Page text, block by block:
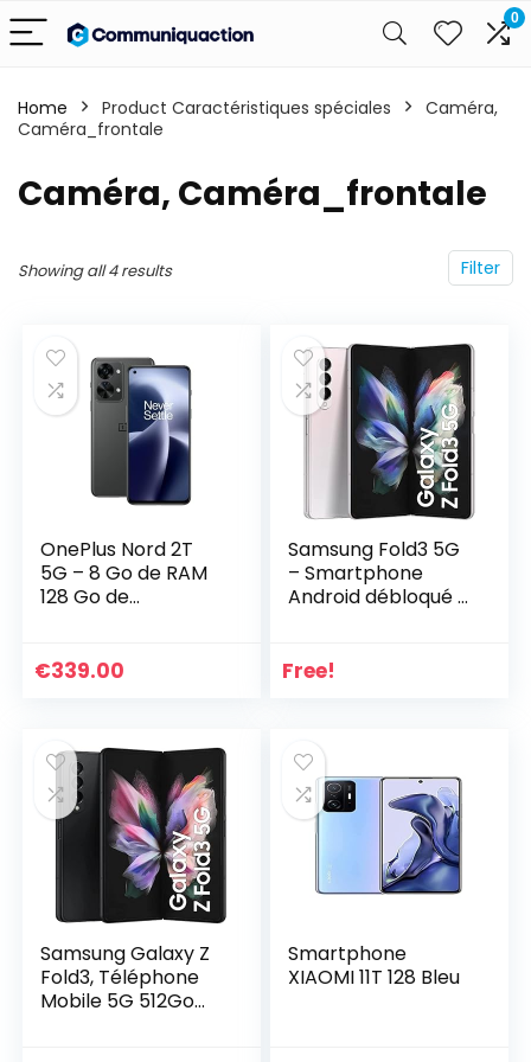
0
Home Product Caractéristiques spéciales
‎Caméra,
Caméra_frontale
‎Caméra, Caméra_frontale
Filter
Showing all 4 results
OnePlus Nord 2T
5G – 8 Go de RAM
128 Go de
carte SIM avec
80 W – Garantie 2
ans – Grey Shadow
€339.00
Samsung Fold3 5G
– Smartphone
Android débloqué –
Free!
Samsung Galaxy Z
Fold3, Téléphone
Mobile 5G 512Go
Smartphone
XIAOMI 11T 128 Bleu